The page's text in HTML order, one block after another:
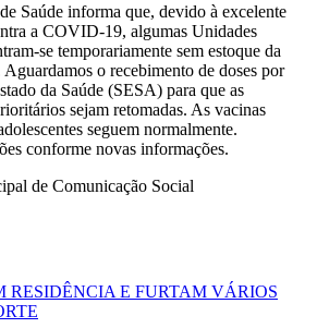
Saúde informa que, devido à excelente
a COVID-19, algumas Unidades
se temporariamente sem estoque da
o recebimento de doses por
da Saúde (SESA) para que as
sejam retomadas. As vacinas
seguem normalmente.
conforme novas informações.
de Comunicação Social
RESIDÊNCIA E FURTAM VÁRIOS